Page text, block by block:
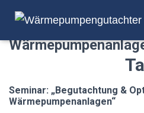
Fachseminar
Seminar: „Begutachtung &
Wärmepumpenanlagen“